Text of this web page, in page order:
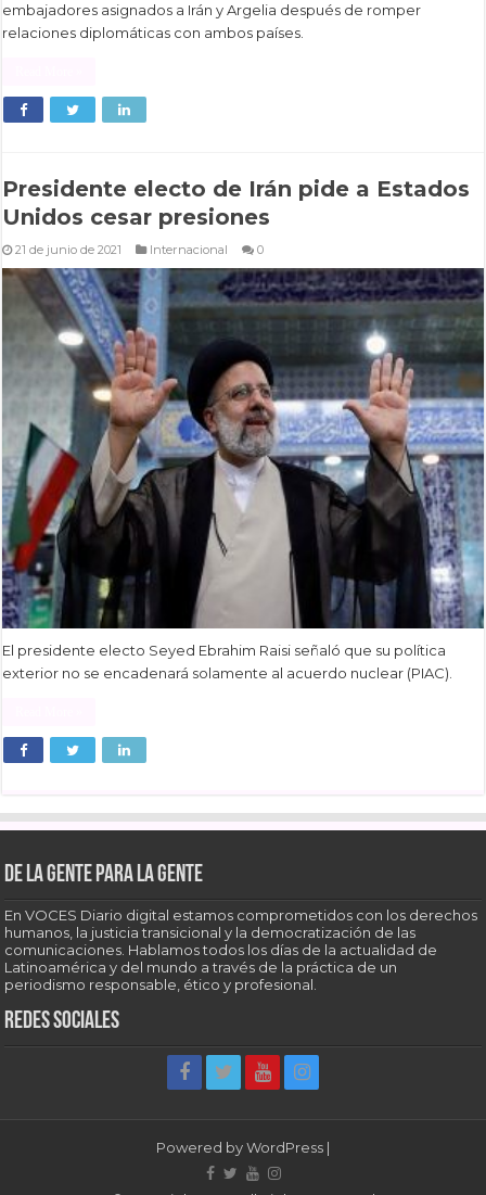
embajadores asignados a Irán y Argelia después de romper
relaciones diplomáticas con ambos países.
Presidente electo de Irán pide a Estados
Unidos cesar presiones
21 de junio de 2021 Internacional 0
El presidente electo Seyed Ebrahim Raisi señaló que su política
exterior no se encadenará solamente al acuerdo nuclear (PIAC).
De la gente para la gente
En VOCES Diario digital estamos comprometidos con los derechos
humanos, la justicia transicional y la democratización de las
comunicaciones. Hablamos todos los días de la actualidad de
Latinoamérica y del mundo a través de la práctica de un
periodismo responsable, ético y profesional.
Redes sociales
Powered byWordPress |